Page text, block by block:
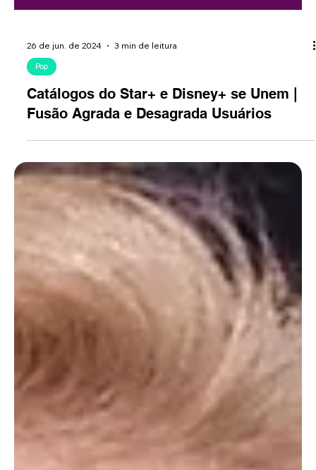
26 de jun. de 2024 3 min de leitura
Catálogos do Star+ e Disney+ se Unem |
Fusão Agrada e Desagrada Usuários